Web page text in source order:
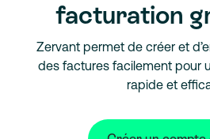
facturation
Zervant permet de créer et
des factures facilement pour
rapide et